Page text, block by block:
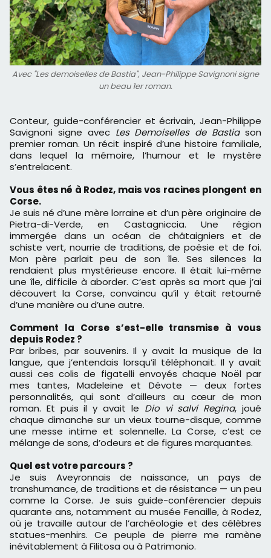
Avec "Les demoiselles de Bastia", Jean-Philippe Savignoni signe
un beau 1er roman.
Conteur, guide-conférencier et écrivain, Jean-Philippe
Savignoni signe avec Les Demoiselles de Bastiason
premier roman. Un récit inspiré d’une histoire familiale,
dans lequel la mémoire, l’humour et le mystère
s’entrelacent.
Vous êtes né à Rodez, mais vos racines plongent en
Corse.
Je suis né d’une mère lorraine et d’un père originaire de
Pietra-di-Verde, en Castagniccia. Une région
immergée dans un océan de châtaigniers et de
schiste vert, nourrie de traditions, de poésie et de foi.
Mon père parlait peu de son île. Ses silences la
rendaient plus mystérieuse encore. Il était lui-même
une île, difficile à aborder. C’est après sa mort que j’ai
découvert la Corse, convaincu qu’il y était retourné
d’une manière ou d’une autre.
Comment la Corse s’est-elle transmise à vous
depuis Rodez ?
Par bribes, par souvenirs. Il y avait la musique de la
langue, que j’entendais lorsqu’il téléphonait. Il y avait
aussi ces colis de figatelli envoyés chaque Noël par
mes tantes, Madeleine et Dévote — deux fortes
personnalités, qui sont d’ailleurs au cœur de mon
roman. Et puis il y avait le Dio vi salvi Regina, joué
chaque dimanche sur un vieux tourne-disque, comme
une messe intime et solennelle. La Corse, c’est ce
mélange de sons, d’odeurs et de figures marquantes.
Quel est votre parcours ?
Je suis Aveyronnais de naissance, un pays de
transhumance, de traditions et de résistance — un peu
comme la Corse. Je suis guide-conférencier depuis
quarante ans, notamment au musée Fenaille, à Rodez,
où je travaille autour de l’archéologie et des célèbres
statues-menhirs. Ce peuple de pierre me ramène
inévitablement à Filitosa ou à Patrimonio.